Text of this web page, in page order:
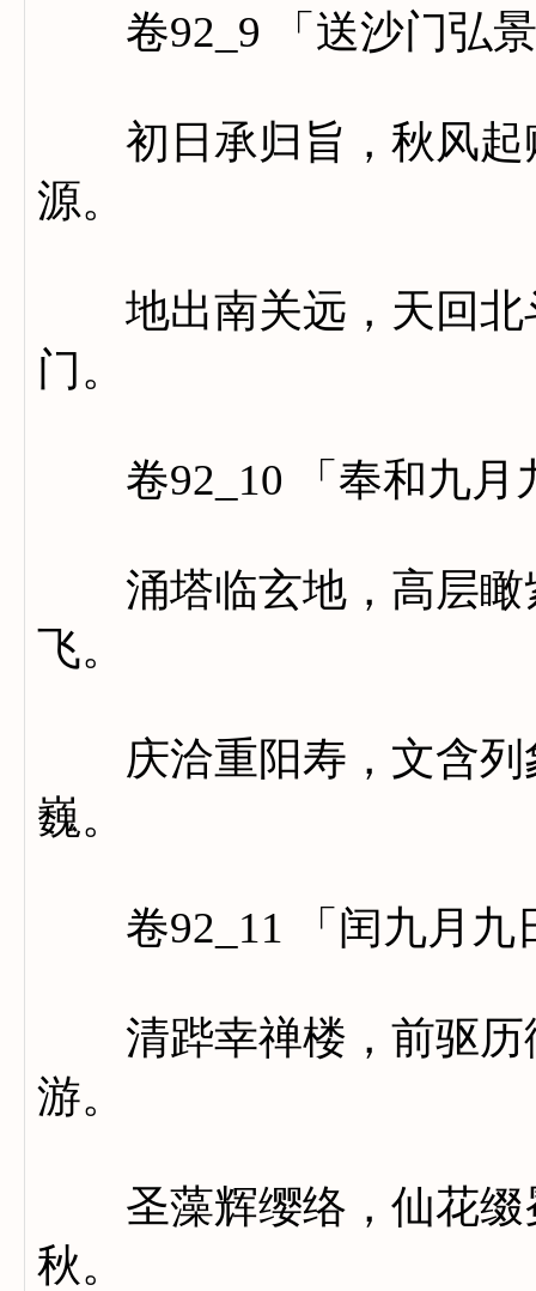
卷92_9 「送沙门弘景
初日承归旨，秋风起
源。
地出南关远，天回北
门。
卷92_10 「奉和九月
涌塔临玄地，高层瞰
飞。
庆洽重阳寿，文含列
巍。
卷92_11 「闰九月九
清跸幸禅楼，前驱历
游。
圣藻辉缨络，仙花缀
秋。